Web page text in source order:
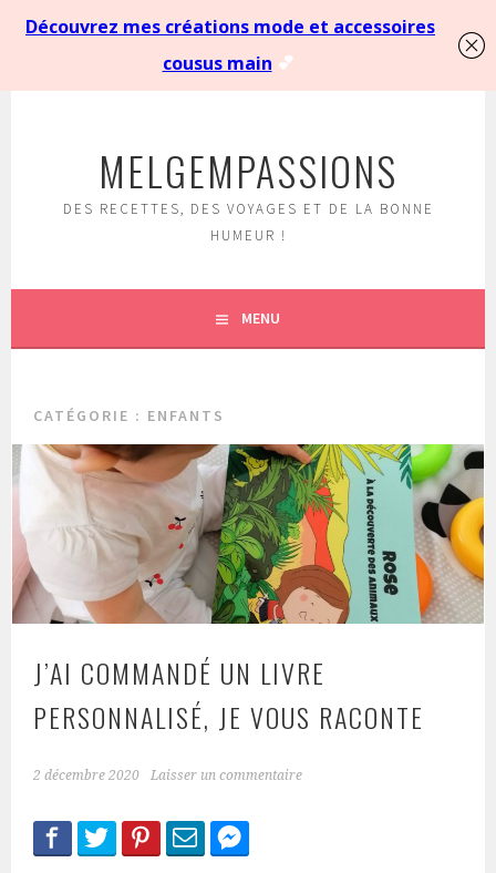
MELGEMPASSIONS
DES RECETTES, DES VOYAGES ET DE LA BONNE
HUMEUR !
MENU
CATÉGORIE : ENFANTS
J’AI COMMANDÉ UN LIVRE
PERSONNALISÉ, JE VOUS RACONTE
2 décembre 2020 Laisser un commentaire